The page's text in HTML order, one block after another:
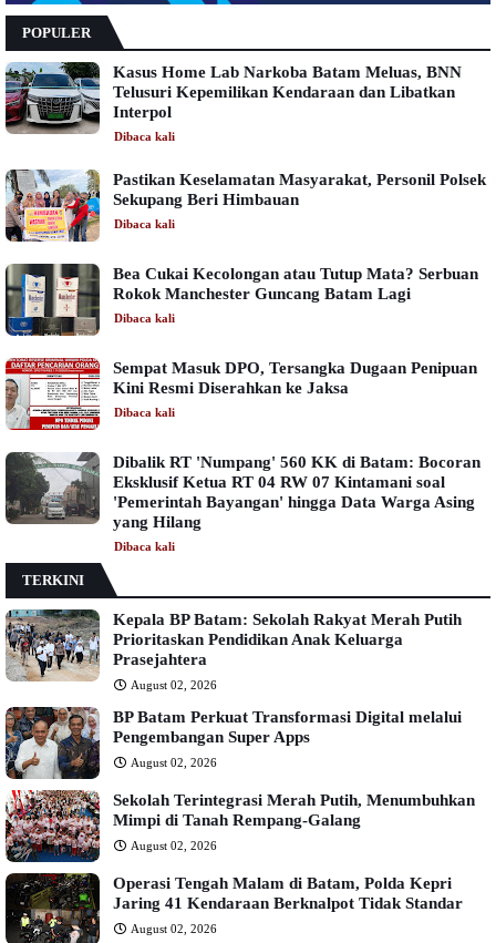
POPULER
Kasus Home Lab Narkoba Batam Meluas, BNN
Telusuri Kepemilikan Kendaraan dan Libatkan
Interpol
Dibaca kali
Pastikan Keselamatan Masyarakat, Personil Polsek
Sekupang Beri Himbauan
Dibaca kali
Bea Cukai Kecolongan atau Tutup Mata? Serbuan
Rokok Manchester Guncang Batam Lagi
Dibaca kali
Sempat Masuk DPO, Tersangka Dugaan Penipuan
Kini Resmi Diserahkan ke Jaksa
Dibaca kali
Dibalik RT 'Numpang' 560 KK di Batam: Bocoran
Eksklusif Ketua RT 04 RW 07 Kintamani soal
'Pemerintah Bayangan' hingga Data Warga Asing
yang Hilang
Dibaca kali
TERKINI
Kepala BP Batam: Sekolah Rakyat Merah Putih
Prioritaskan Pendidikan Anak Keluarga
Prasejahtera
August 02, 2026
BP Batam Perkuat Transformasi Digital melalui
Pengembangan Super Apps
August 02, 2026
Sekolah Terintegrasi Merah Putih, Menumbuhkan
Mimpi di Tanah Rempang-Galang
August 02, 2026
Operasi Tengah Malam di Batam, Polda Kepri
Jaring 41 Kendaraan Berknalpot Tidak Standar
August 02, 2026